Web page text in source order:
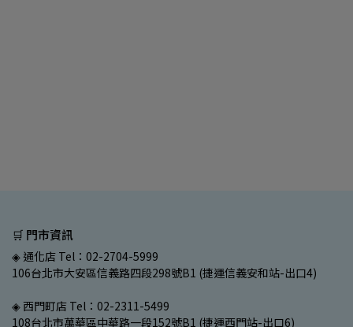
🛒 門市資訊
◈ 通化店 Tel：02-2704-5999
106台北市大安區信義路四段298號B1 (捷運信義安和站-出口4)
◈ 西門町店 Tel：02-2311-5499
108台北市萬華區中華路一段152號B1 (捷運西門站-出口6)